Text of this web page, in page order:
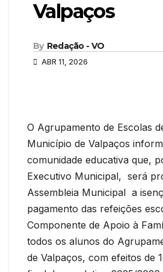
Valpaços
By Redação - VO
ABR 11, 2026
O Agrupamento de Escolas
Município de Valpaços
comunidade educativa que,
Executivo Municipal, será
Assembleia Municipal a
pagamento das refeições
Componente de Apoio à
todos os alunos do
de Valpaços, com efeitos de